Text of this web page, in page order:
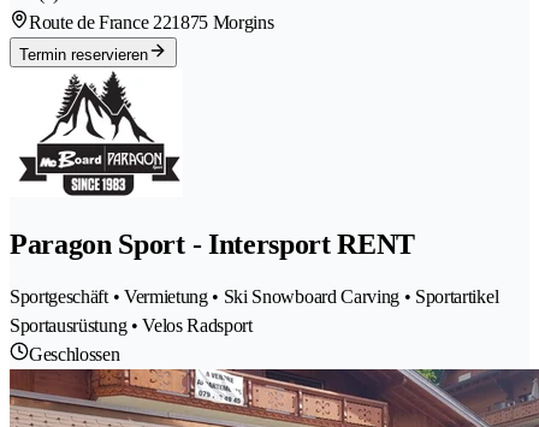
Route de France 221875 Morgins
Termin reservieren
Paragon Sport - Intersport RENT
Sportgeschäft • Vermietung • Ski Snowboard Carving • Sportartikel
Sportausrüstung • Velos Radsport
Geschlossen